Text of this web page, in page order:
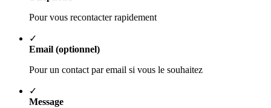
Pour vous recontacter rapidement
✓
Email (optionnel)
Pour un contact par email si vous le souhaitez
✓
Message